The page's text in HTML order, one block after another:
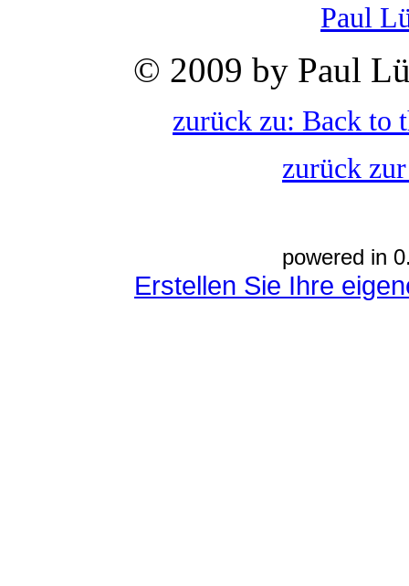
Paul
© 2009 by Paul
zurück zu: Back to
zurück
powered in
Erstellen Sie Ihre